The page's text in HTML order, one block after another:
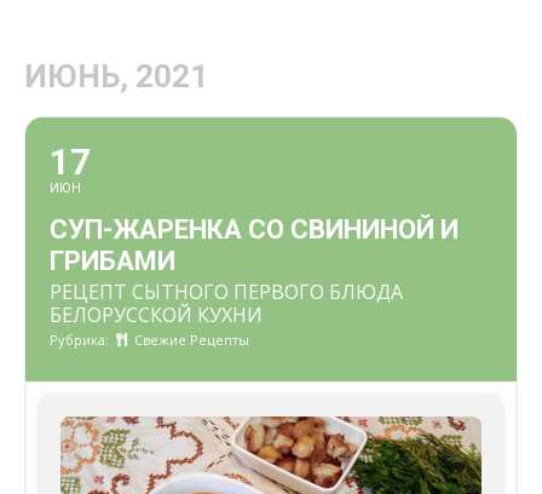
ИЮНЬ, 2021
17
ИЮН
СУП-ЖАРЕНКА СО СВИНИНОЙ И
ГРИБАМИ
РЕЦЕПТ СЫТНОГО ПЕРВОГО БЛЮДА
БЕЛОРУССКОЙ КУХНИ
Рубрика: Свежие Рецепты